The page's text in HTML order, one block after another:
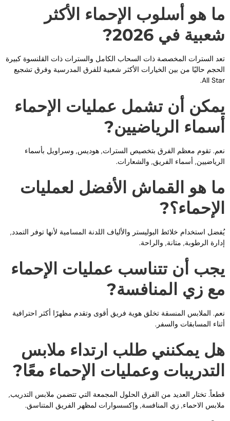
هو أسلوب الإحماء الأكثر
في 2026?
السترات المخصصة ذات السحاب الكامل والسترات ذات القلنسوة كبيرة
حاليًا من بين الخيارات الأكثر شعبية للفرق المدرسية وفرق تشجيع
All
أن تشمل عمليات الإحماء
الرياضيين?
تقوم معظم الفرق بتخصيص السترات, هوديس, وسراويل بأسماء
أسماء الفريق, والشعارات.
هو القماش الأفضل لعمليات
استخدام خلائط البوليستر والألياف اللدنة المسامية لأنها توفر التمدد,
الرطوبة, متانة, والراحة.
أن تتناسب عمليات الإحماء
زي المنافسة?
الملابس المنسقة تخلق هوية فريق أقوى وتقدم مظهرًا أكثر احترافية
المسابقات والسفر.
يمكنني طلب ارتداء ملابس
وعمليات الإحماء معًا?
تختار العديد من الفرق الحلول المجمعة التي تتضمن ملابس التدريب,
الاحماء, زي المنافسة, وإكسسوارات لمظهر الفريق المتناسق.